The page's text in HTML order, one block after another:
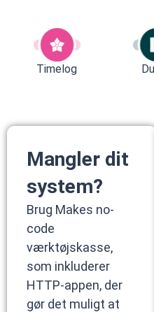
Timelog
Mangler dit
system?
Brug Makes no-
code
værktøjskasse,
som inkluderer
HTTP-appen, der
gør det muligt at